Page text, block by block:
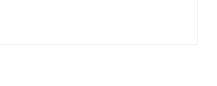
由為原判決認定其意圖以非法之方法顛覆政